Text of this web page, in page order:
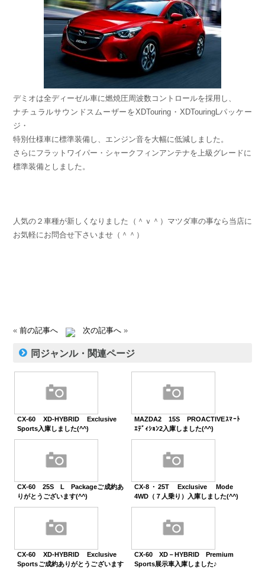
デミオは全ディーゼル車に燃焼圧周波数コントロールを採用し、
ナチュラルサウンドスムーザーをXDTouring・XDTouringLパッケー
ジ・
特別仕様車に標準装備し、エンジン音を大幅に低減しました。
さらにフラットワイパー・シャークフィンアンテナを上級グレードに
標準装備としました。
人気の２車種が新しくなりました（＾ｖ＾）マツダ車の事なら当店に
お気軽にお問合せ下さいませ（＾＾）
«前の記事へ 次の記事へ »
同ジャンル・関連ページ
CX-60 XD-HYBRID Exclusive
Sports入庫しました(^^)
MAZDA2 15S PROACTIVEｽﾏｰﾄ
ｴﾃﾞｨｼｮﾝ2入庫しました(^^)
CX-60 25S L Packageご成約あ
りがとうございます(^^)
CX-8・25T Exclusive Mode
4WD（７人乗り）入庫しました(^^)
CX-60 XD-HYBRID Exclusive
Sportsご成約ありがとうございます
CX-60 XD－HYBRID Premium
Sports展示車入庫しました♪